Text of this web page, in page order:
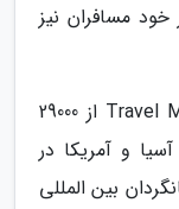
مسافران نیز
بر اساس نظرسنجی کننده دنیای Travel Monitor از 29000
اروپایی، آسیا و آمریکا در
تمام جهانگردان بین المللی